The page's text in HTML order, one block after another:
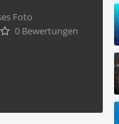
Foto
 0 Bewertungen